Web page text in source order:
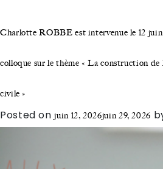
Charlotte ROBBE est intervenue le 12 juin
colloque sur le thème « La construction de
civile »
Posted onjuin 12, 2026juin 29, 2026